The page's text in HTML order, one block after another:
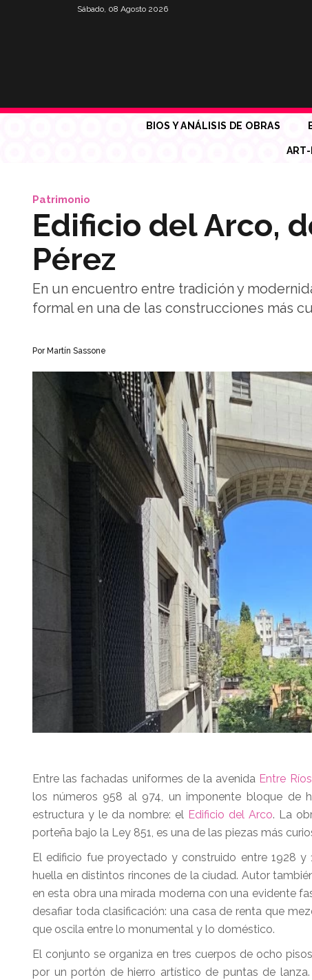
Sábado, 08 Agosto 2026
BIOS Y ANÁLISIS DE OBRAS
Patrimonio
Edificio del Arco,
Pérez
En un encuentro entre tradición y
formal en una de las construcciones más
Por Martín Sassone
Entre las fachadas uniformes de la avenida Entre Ríos
los números 958 al 974, un imponente bloque de
estructura y le da nombre: el Edificio del Arco. La
porteña bajo la Ley 851, es una de las piezas más
El edificio fue proyectado y construido entre 1928
huella en distintos rincones de la ciudad. Autor
en esta obra una mirada moderna con una evidente
desafiar toda clasificación: una casa de renta que
que oscila entre lo monumental y lo doméstico.
El conjunto se organiza en tres cuerpos de ocho
por un portón de hierro artístico de puntas de